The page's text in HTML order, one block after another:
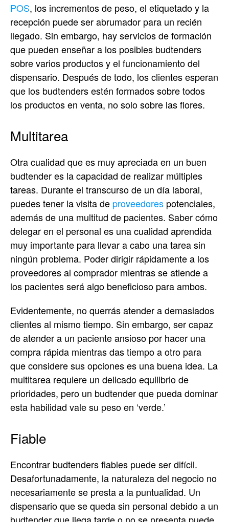
POS, los incrementos de peso, el etiquetado y la
recepción puede ser abrumador para un recién
llegado. Sin embargo, hay servicios de formación
que pueden enseñar a los posibles budtenders
sobre varios productos y el funcionamiento del
dispensario. Después de todo, los clientes esperan
que los budtenders estén formados sobre todos
los productos en venta, no solo sobre las flores.
Multitarea
Otra cualidad que es muy apreciada en un buen
budtender es la capacidad de realizar múltiples
tareas. Durante el transcurso de un día laboral,
puedes tener la visita de proveedores potenciales,
además de una multitud de pacientes. Saber cómo
delegar en el personal es una cualidad aprendida
muy importante para llevar a cabo una tarea sin
ningún problema. Poder dirigir rápidamente a los
proveedores al comprador mientras se atiende a
los pacientes será algo beneficioso para ambos.
Evidentemente, no querrás atender a demasiados
clientes al mismo tiempo. Sin embargo, ser capaz
de atender a un paciente ansioso por hacer una
compra rápida mientras das tiempo a otro para
que considere sus opciones es una buena idea. La
multitarea requiere un delicado equilibrio de
prioridades, pero un budtender que pueda dominar
esta habilidad vale su peso en ‘verde.’
Fiable
Encontrar budtenders fiables puede ser difícil.
Desafortunadamente, la naturaleza del negocio no
necesariamente se presta a la puntualidad. Un
dispensario que se queda sin personal debido a un